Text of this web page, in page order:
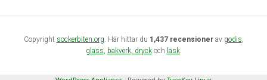
Copyright sockerbiten.org . Här hittar du 1,437 recensionerav godis
glass bakverk, dryckoch läsk.